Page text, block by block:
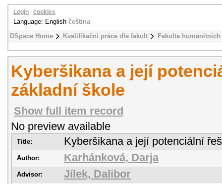
DSpace Home Kvalifikační práce dle fakult Fakulta
Login cookies
Language: English čeština
Kyberšikana a její
základní škole
Show full item record
No preview available
Title: Kyberšikana a její potenciální
Author: Karhánková, Darja
Advisor: Jílek, Dalibor